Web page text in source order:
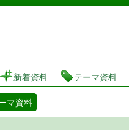
書検索・予約システム
新着資料 テーマ資料
マ資料